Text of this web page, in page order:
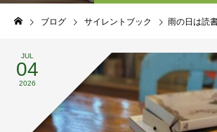
ブログ サイレントブック 雨の日は読書
JUL
04
2026